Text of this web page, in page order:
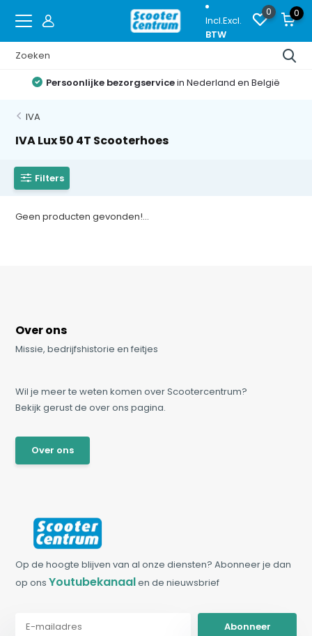
Incl.Excl.
BTW
0 0
Persoonlijke bezorgservicein Nederland en België
IVA
IVA Lux 50 4T Scooterhoes
Filters
Geen producten gevonden!...
Over ons
Missie, bedrijfshistorie en feitjes
Wil je meer te weten komen over Scootercentrum?
Bekijk gerust de over ons pagina.
Over ons
Op de hoogte blijven van al onze diensten? Abonneer je dan
op onsYoutubekanaalen de nieuwsbrief
Abonneer